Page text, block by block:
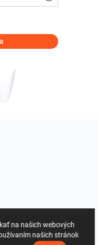
na našich webových
našich stránok